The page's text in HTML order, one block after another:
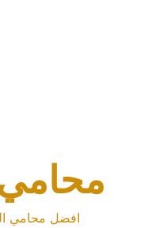
افضل محامي